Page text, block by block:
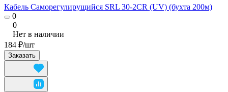
Кабель Саморегулирущийся SRL 30-2CR (UV) (бухта 200м)
0
0
Нет в наличии
184 ₽/шт
Заказать